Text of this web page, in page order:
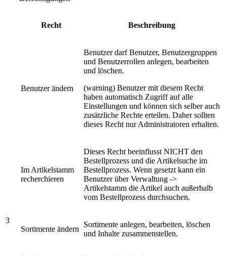
3
Recht Beschreibung
Benutzer ändern
Benutzer darf Benutzer, Benutzergruppen
und Benutzerrollen anlegen, bearbeiten
und löschen.
(warning) Benutzer mit diesem Recht
haben automatisch Zugriff auf alle
Einstellungen und können sich selber auch
zusätzliche Rechte erteilen. Daher sollten
dieses Recht nur Administratoren erhalten.
Im Artikelstamm
recherchieren
Dieses Recht beeinflusst NICHT den
Bestellprozess und die Artikelsuche im
Bestellprozess. Wenn gesetzt kann ein
Benutzer über Verwaltung ->
Artikelstamm die Artikel auch außerhalb
vom Bestellprozess durchsuchen.
Sortimente ändern
Sortimente anlegen, bearbeiten, löschen
und Inhalte zusammenstellen.